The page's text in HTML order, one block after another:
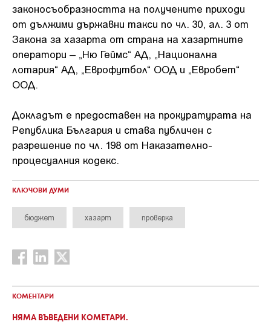
законосъобразността на получените приходи
от дължими държавни такси по чл. 30, ал. 3 от
Закона за хазарта от страна на хазартните
оператори – „Ню Геймс“ АД, „Национална
лотария“ АД, „Еврофутбол“ ООД и „Евробет“
ООД.
Докладът е предоставен на прокуратурата на
Република България и става публичен с
разрешение по чл. 198 от Наказателно-
процесуалния кодекс.
КЛЮЧОВИ ДУМИ
бюджет хазарт проверка
КОМЕНТАРИ
НЯМА ВЪВЕДЕНИ КОМЕТАРИ.